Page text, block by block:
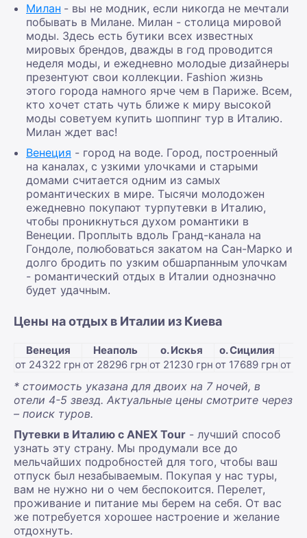
Милан - вы не модник, если никогда не мечтали
побывать в Милане. Милан - столица мировой
моды. Здесь есть бутики всех известных
мировых брендов, дважды в год проводится
неделя моды, и ежедневно молодые дизайнеры
презентуют свои коллекции. Fashion жизнь
этого города намного ярче чем в Париже. Всем,
кто хочет стать чуть ближе к миру высокой
моды советуем купить шоппинг тур в Италию.
Милан ждет вас!
Венеция - город на воде. Город, построенный
на каналах, с узкими улочками и старыми
домами считается одним из самых
романтических в мире. Тысячи молодожен
ежедневно покупают турпутевки в Италию,
чтобы проникнуться духом романтики в
Венеции. Проплыть вдоль Гранд-канала на
Гондоле, полюбоваться закатом на Сан-Марко и
долго бродить по узким обшарпанным улочкам
- романтический отдых в Италии однозначно
будет удачным.
Цены на отдых в Италии из Киева
Венеция Неаполь о. Искья о. Сицилия
от 24322 грн от 28296 грн от 21230 грн от 17689 грн от
* стоимость указана для двоих на 7 ночей, в
отели 4-5 звезд. Актуальные цены смотрите через
– поиск туров.
Путевки в Италию с ANEX Tour - лучший способ
узнать эту страну. Мы продумали все до
мельчайших подробностей для того, чтобы ваш
отпуск был незабываемым. Покупая у нас туры,
вам не нужно ни о чем беспокоится. Перелет,
проживание и питание мы берем на себя. От вас
же потребуется хорошее настроение и желание
отдохнуть.